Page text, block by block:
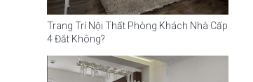
Trang Trí Nội Thất Phòng Khách Nhà Cấp
4 Đắt Không?